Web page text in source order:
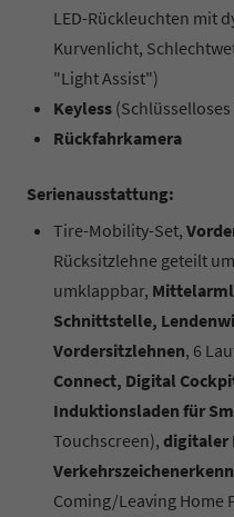
LED-Rückleuchten mit
Kurvenlicht,
"Light Assist")
Keyless
Rückfahrkamera
Serienausstattung:
Tire-Mobility-Set,
Rücksitzlehne geteilt
umklappbar,
Schnittstelle,
Vordersitzlehnen, 6
Connect, Digital
Induktionsladen für
Touchscreen), digitaler
Coming/Leaving Home